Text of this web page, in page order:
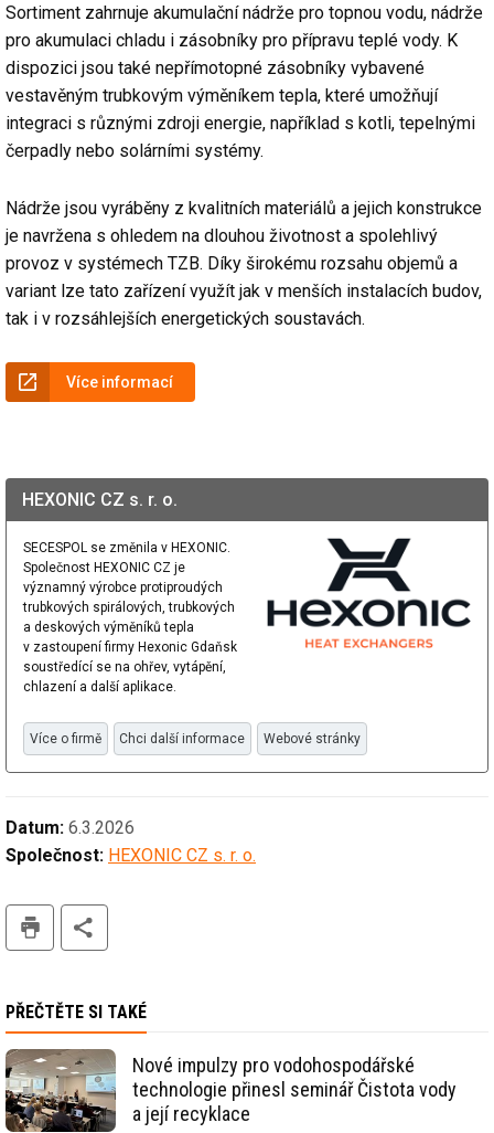
Sortiment zahrnuje akumulační nádrže pro topnou vodu, nádrže
pro akumulaci chladu i zásobníky pro přípravu teplé vody. K
dispozici jsou také nepřímotopné zásobníky vybavené
vestavěným trubkovým výměníkem tepla, které umožňují
integraci s různými zdroji energie, například s kotli, tepelnými
čerpadly nebo solárními systémy.
Nádrže jsou vyráběny z kvalitních materiálů a jejich konstrukce
je navržena s ohledem na dlouhou životnost a spolehlivý
provoz v systémech TZB. Díky širokému rozsahu objemů a
variant lze tato zařízení využít jak v menších instalacích budov,
tak i v rozsáhlejších energetických soustavách.
Více informací
HEXONIC CZ s. r. o.
SECESPOL se změnila v HEXONIC.
Společnost HEXONIC CZ je
významný výrobce protiproudých
trubkových spirálových, trubkových
a deskových výměníků tepla
v zastoupení firmy Hexonic Gdaňsk
soustředící se na ohřev, vytápění,
chlazení a další aplikace.
Více o firmě Chci další informace Webové stránky
Datum: 6.3.2026
Společnost: HEXONIC CZ s. r. o.
PŘEČTĚTE SI TAKÉ
Nové impulzy pro vodohospodářské
technologie přinesl seminář Čistota vody
a její recyklace